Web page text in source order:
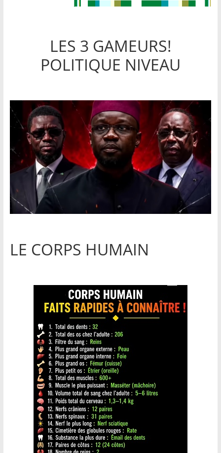
LES 3 GAMEURS!
POLITIQUE NIVEAU
LE CORPS HUMAIN